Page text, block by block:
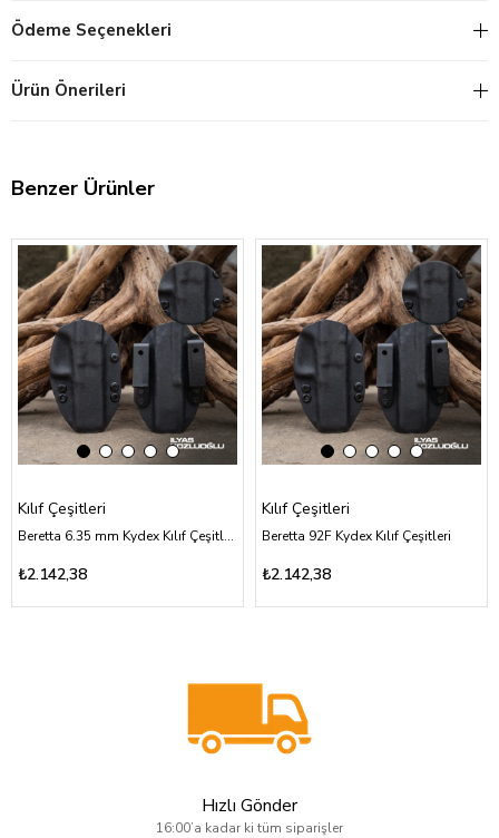
Ödeme Seçenekleri
Ürün Önerileri
Benzer Ürünler
Kılıf Çeşitleri
Beretta 6.35 mm Kydex Kılıf Çeşitleri
₺2.142,38
Kılıf Çeşitleri
Beretta 92F Kydex Kılıf Çeşitleri
₺2.142,38
Hızlı Gönder
16:00’a kadar ki tüm siparişler